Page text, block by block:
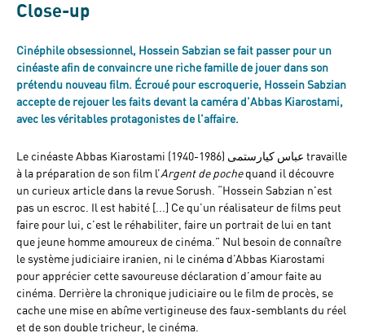
Close-up
Cinéphile obsessionnel, Hossein Sabzian se fait passer pour un
cinéaste afin de convaincre une riche famille de jouer dans son
prétendu nouveau film. Écroué pour escroquerie, Hossein Sabzian
accepte de rejouer les faits devant la caméra d'Abbas Kiarostami,
avec les véritables protagonistes de l'affaire.
Le cinéaste Abbas Kiarostami (1940-1986) عباس کیارستمی travaille
à la préparation de son film l’Argent de pochequand il découvre
un curieux article dans la revue Sorush. “Hossein Sabzian n'est
pas un escroc. Il est habité [...] Ce qu’un réalisateur de films peut
faire pour lui, c’est le réhabiliter, faire un portrait de lui en tant
que jeune homme amoureux de cinéma.” Nul besoin de connaître
le système judiciaire iranien, ni le cinéma d’Abbas Kiarostami
pour apprécier cette savoureuse déclaration d’amour faite au
cinéma. Derrière la chronique judiciaire ou le film de procès, se
cache une mise en abîme vertigineuse des faux-semblants du réel
et de son double tricheur, le cinéma.